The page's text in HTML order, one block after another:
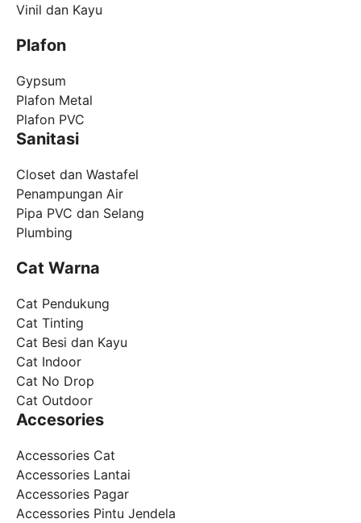
Vinil dan Kayu
Plafon
Gypsum
Plafon Metal
Plafon PVC
Sanitasi
Closet dan Wastafel
Penampungan Air
Pipa PVC dan Selang
Plumbing
Cat Warna
Cat Pendukung
Cat Tinting
Cat Besi dan Kayu
Cat Indoor
Cat No Drop
Cat Outdoor
Accesories
Accessories Cat
Accessories Lantai
Accessories Pagar
Accessories Pintu Jendela